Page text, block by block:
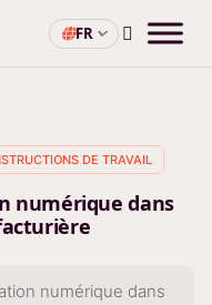
FR
DE TRAVAIL
numérique dans
numérique dans